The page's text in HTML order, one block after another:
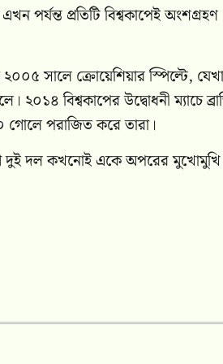
পর্যন্ত প্রতিটি বিশ্বকাপেই অংশগ্রহণ
সালে ক্রোয়েশিয়ার স্পিল্টে,
২০১৪ বিশ্বকাপের উদ্বোধনী ম্যাচে
গোলে পরাজিত করে তারা।
দুই দল কখনোই একে অপরের মুখোমুখি